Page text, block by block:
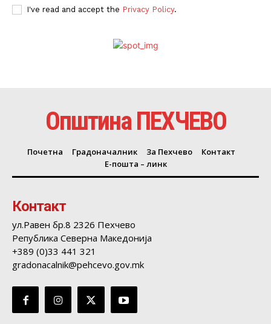
I've read and accept the Privacy Policy.
Општина ПЕХЧЕВО
Почетна Градоначалник За Пехчево
Контакт
Е-пошта – линк
Контакт
ул.Равен бр.8 2326 Пехчево
Република Северна Македонија
+389 (0)33 441 321
gradonacalnik@pehcevo.gov.mk